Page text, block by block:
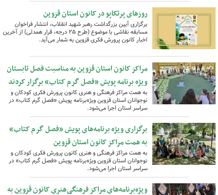
روزهای پرتکاپو در کانون استان قزوین
برگزاری آیین بزرگداشت رهبر شهید انقلاب، انتشار فراخوان
مسابقه نقاشی با موضوع (طرح ۲۵ درجه، قرار همدلی) از آخرین
اخبار کانون پرورش فکری قزوین به شمار می‌آید.
مراکز کانون استان قزوین به مناسبت فصل تابستان
ویژه برنامه‌ پویش «فصل گرم کتاب» برگزار کردند
به همت مراکز فرهنگی و هنری کانون پرورش فکری کودکان و
نوجوانان استان قزوین ویژه‌برنامه پویش «فصل گرم کتاب» در
سراسر استان اجرا می‌شود.
برگزاری ویژه برنامه‌های پویش «فصل گرم کتاب»
به همت مراکز کانون استان قزوین
به همت مراکز فرهنگی و هنری کانون پرورش فکری کودکان و
نوجوانان استان قزوین ویژه‌برنامه پویش «فصل گرم کتاب» در
سراسر استان اجرا می‌شود.
ویژه‌برنامه‌های مراکز فرهنگی‌هنری کانون قزوین به